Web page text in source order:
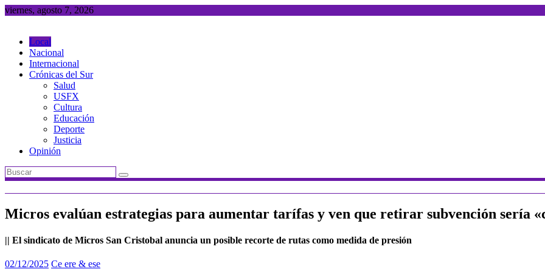
Saltar
viernes, agosto 7, 2026
Local
Nacional
Internacional
Crónicas del Sur
Salud
USFX
Cultura
Educación
Deporte
Justicia
Opinión
Micros evalúan estrategias para aumentar tarífas y ven que retirar subvención sería
|| El sindicato de Micros San Cristobal anuncia un posible recorte de rutas como medida de presión
02/12/2025 Ce ere & ese